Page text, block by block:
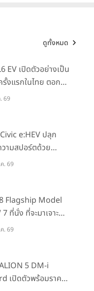
ดูทั้งหมด
EV เปิดตัวอย่างเป็น
งแรกในไทย ตอกย้ำ
Your
69
e:HEV ปลุก
ามสปอร์ตด้วย
Shift ครั้งแรกใน
เพียงจอง
ก.ค. 2569 รับบัตร
า 10,000 บาท
. 69
Flagship Model
ที่นั่ง ที่จะมาเจาะ
บครัวและองค์กรยุค
. 69
5 DM-i
เปิดตัวพร้อมราคา